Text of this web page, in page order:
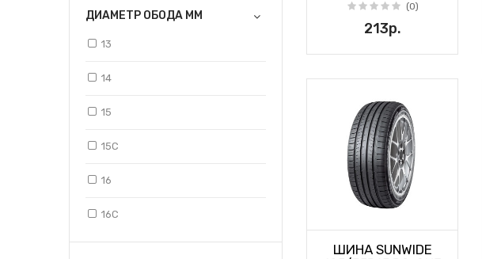
ДИАМЕТР ОБОДА ММ
13
14
15
15C
16
16C
(0)
213р.
ШИНА SUNWIDE